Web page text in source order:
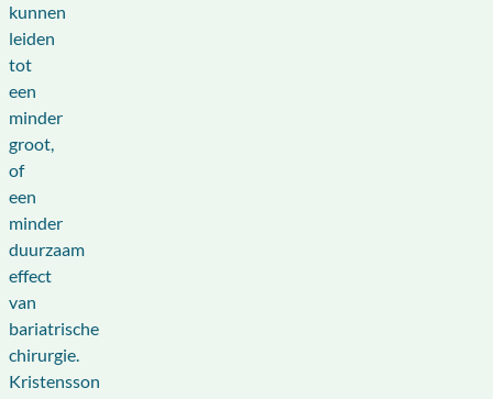
kunnen
leiden
tot
een
minder
groot,
of
een
minder
duurzaam
effect
van
bariatrische
chirurgie.
Kristensson